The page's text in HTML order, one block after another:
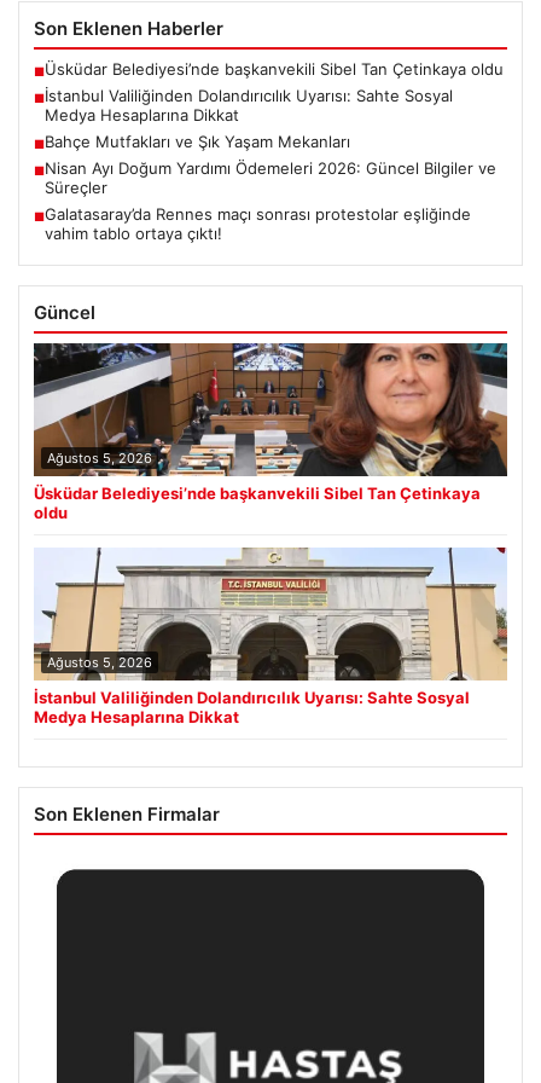
Son Eklenen Haberler
■Üsküdar Belediyesi’nde başkanvekili Sibel Tan Çetinkaya oldu
■İstanbul Valiliğinden Dolandırıcılık Uyarısı: Sahte Sosyal
Medya Hesaplarına Dikkat
■Bahçe Mutfakları ve Şık Yaşam Mekanları
■Nisan Ayı Doğum Yardımı Ödemeleri 2026: Güncel Bilgiler ve
Süreçler
■Galatasaray’da Rennes maçı sonrası protestolar eşliğinde
vahim tablo ortaya çıktı!
Güncel
Ağustos 5, 2026
Üsküdar Belediyesi’nde başkanvekili Sibel Tan Çetinkaya
oldu
Ağustos 5, 2026
İstanbul Valiliğinden Dolandırıcılık Uyarısı: Sahte Sosyal
Medya Hesaplarına Dikkat
Son Eklenen Firmalar